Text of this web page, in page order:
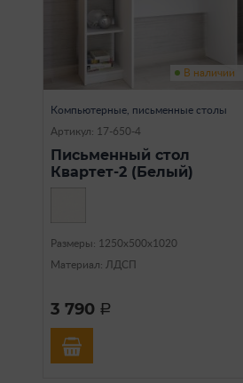
В наличии
Компьютерные, письменные столы
Артикул: 17-650-4
Письменный стол
Квартет-2 (Белый)
Размеры: 1250х500х1020
Материал: ЛДСП
3 790 a